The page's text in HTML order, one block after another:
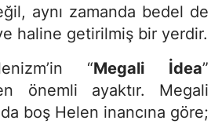
aynı zamanda bedel de
haline getirilmiş bir yerdir.
“Megali İdea”
önemli ayaktır. Megali
boş Helen inancına göre;